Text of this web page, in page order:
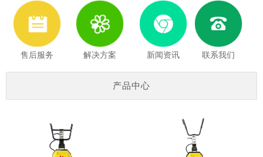
售后服务 解决方案 新闻资讯 联系我们
产品中心